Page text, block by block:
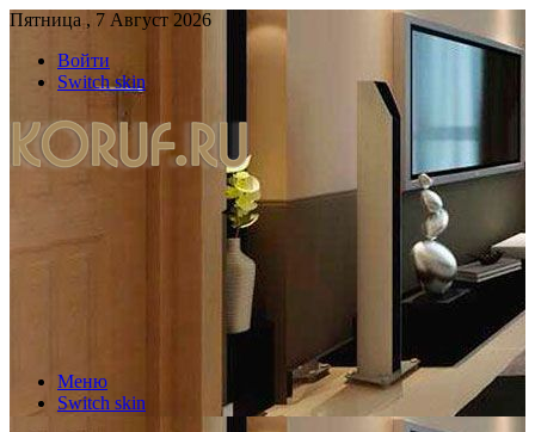
Пятница , 7 Август 2026
Войти
Switch skin
Меню
Switch skin